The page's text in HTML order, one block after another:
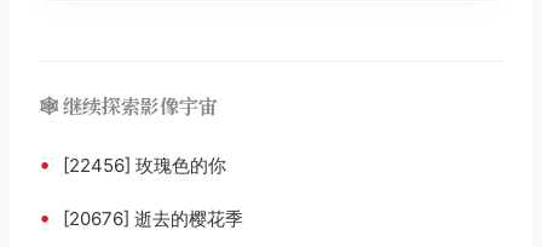
🕸️ 继续探索影像宇宙
• [22456] 玫瑰色的你
• [20676] 逝去的樱花季